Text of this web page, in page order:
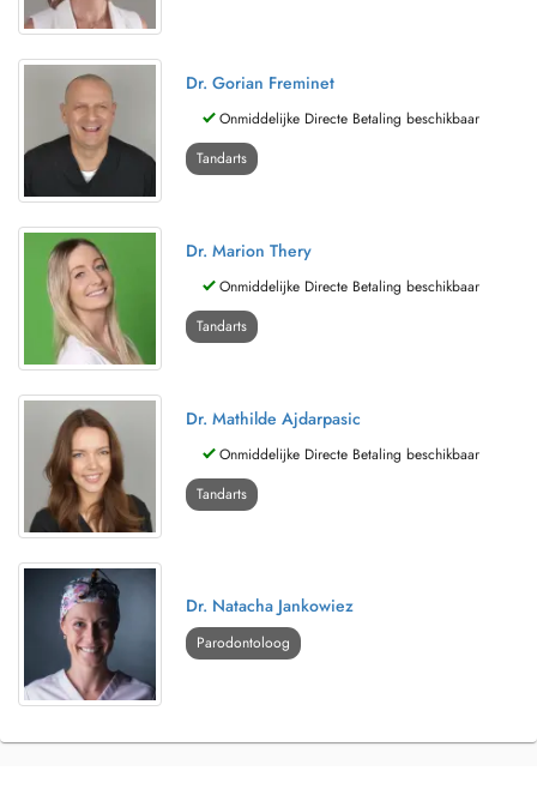
Dr. Gorian Freminet
Onmiddelijke Directe Betaling beschikbaar
Tandarts
Dr. Marion Thery
Onmiddelijke Directe Betaling beschikbaar
Tandarts
Dr. Mathilde Ajdarpasic
Onmiddelijke Directe Betaling beschikbaar
Tandarts
Dr. Natacha Jankowiez
Parodontoloog